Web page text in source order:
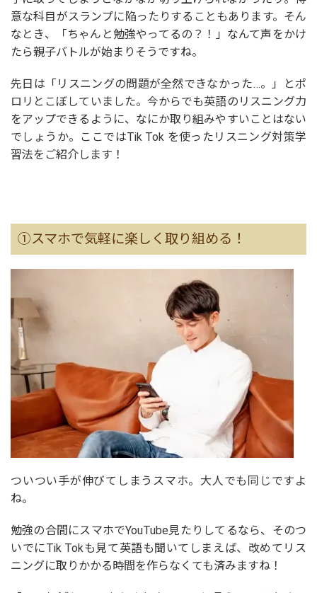
意な科目がスランプに陥ったりすることもあります。そん
なとき、「ちゃんと勉強やってるの？！」なんて声をかけ
たら親子バトルが始まりそうですね。
先日は「リスニングの問題が全然できなかった…。」とポ
ロリとこぼしていました。今からでも英語のリスニング力
をアップできるように、なにか取り組みやすいことはない
でしょうか。ここではTik Tok を使ったリスニング対策学
習法をご紹介します！
①スマホで気軽に楽しく取り組める！
ついつい手が伸びてしまうスマホ。大人でも同じですよ
ね。
勉強の合間にスマホでYouTube見たりしてるなら、そのつ
いでにTik Tokも見て英語も聞いてしまえば、改めてリス
ニングに取りかかる時間を作らなくても済みますね！